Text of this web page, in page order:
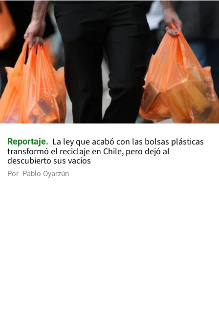
Reportaje
La ley que acabó con las bolsas plásticas
transformó el reciclaje en Chile, pero dejó al
descubierto sus vacíos
Por Pablo Oyarzún